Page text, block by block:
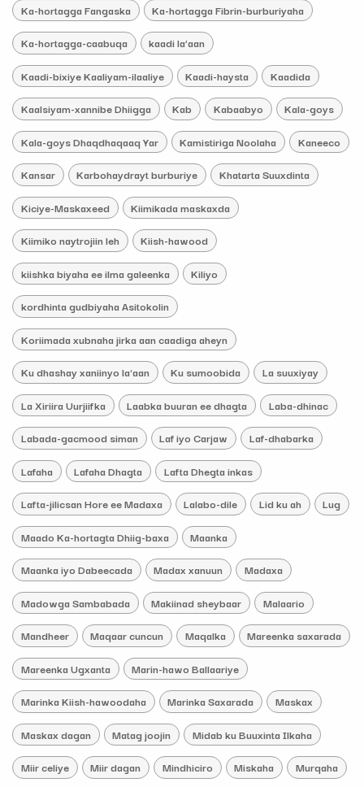
Ka-hortagga Fangaska Ka-hortagga Fibrin-burburiyaha
Ka-hortagga-caabuqa kaadi la’aan
Kaadi-bixiye Kaaliyam-ilaaliye Kaadi-haysta Kaadida
Kaalsiyam-xannibe Dhiigga Kab Kabaabyo Kala-goys
Kala-goys Dhaqdhaqaaq Yar Kamistiriga Noolaha Kaneeco
Kansar Karbohaydrayt burburiye Khatarta Suuxdinta
Kiciye-Maskaxeed Kiimikada maskaxda
Kiimiko naytrojiin leh Kiish-hawood
kiishka biyaha ee ilma galeenka Kiliyo
kordhinta gudbiyaha Asitokolin
Koriimada xubnaha jirka aan caadiga aheyn
Ku dhashay xaniinyo la'aan Ku sumoobida La suuxiyay
La Xiriira Uurjiifka Laabka buuran ee dhagta Laba-dhinac
Labada-gacmood siman Laf iyo Carjaw Laf-dhabarka
Lafaha Lafaha Dhagta Lafta Dhegta inkas
Lafta-jilicsan Hore ee Madaxa Lalabo-dile Lid ku ah Lug
Maado Ka-hortagta Dhiig-baxa Maanka
Maanka iyo Dabeecada Madax xanuun Madaxa
Madowga Sambabada Makiinad sheybaar Malaario
Mandheer Maqaar cuncun Maqalka Mareenka saxarada
Mareenka Ugxanta Marin-hawo Ballaariye
Marinka Kiish-hawoodaha Marinka Saxarada Maskax
Maskax dagan Matag joojin Midab ku Buuxinta Ilkaha
Miir celiye Miir dagan Mindhiciro Miskaha Murqaha